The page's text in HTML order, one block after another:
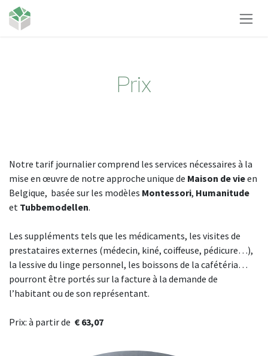
Se rendre au contenu
Prix
Notre tarif journalier comprend les services nécessaires à la
mise en œuvre de notre approche unique de Maison devieen
Belgique, basée sur les modèles Montessori, Humanitude
et Tubbemodellen.
Les suppléments tels que les médicaments, les visites de
prestataires externes (médecin, kiné, coiffeuse, pédicure…),
la lessive du linge personnel, les boissons de la cafétéria…
pourront être portés sur la facture à la demande de
l’habitant ou de son représentant.
Prix: à partir de € 63,07